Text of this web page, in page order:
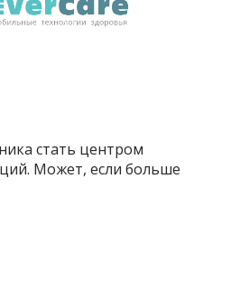
стать центром
Может, если больше